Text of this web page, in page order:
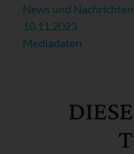
News und
10.11.2023
Mediadaten